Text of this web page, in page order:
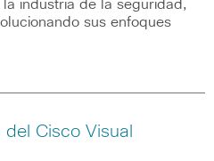
industria de la seguridad,
sus enfoques
Cisco Visual